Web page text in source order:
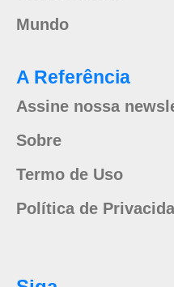
Mundo
A Referência
Assine nossa
Sobre
Termo de Uso
Política de